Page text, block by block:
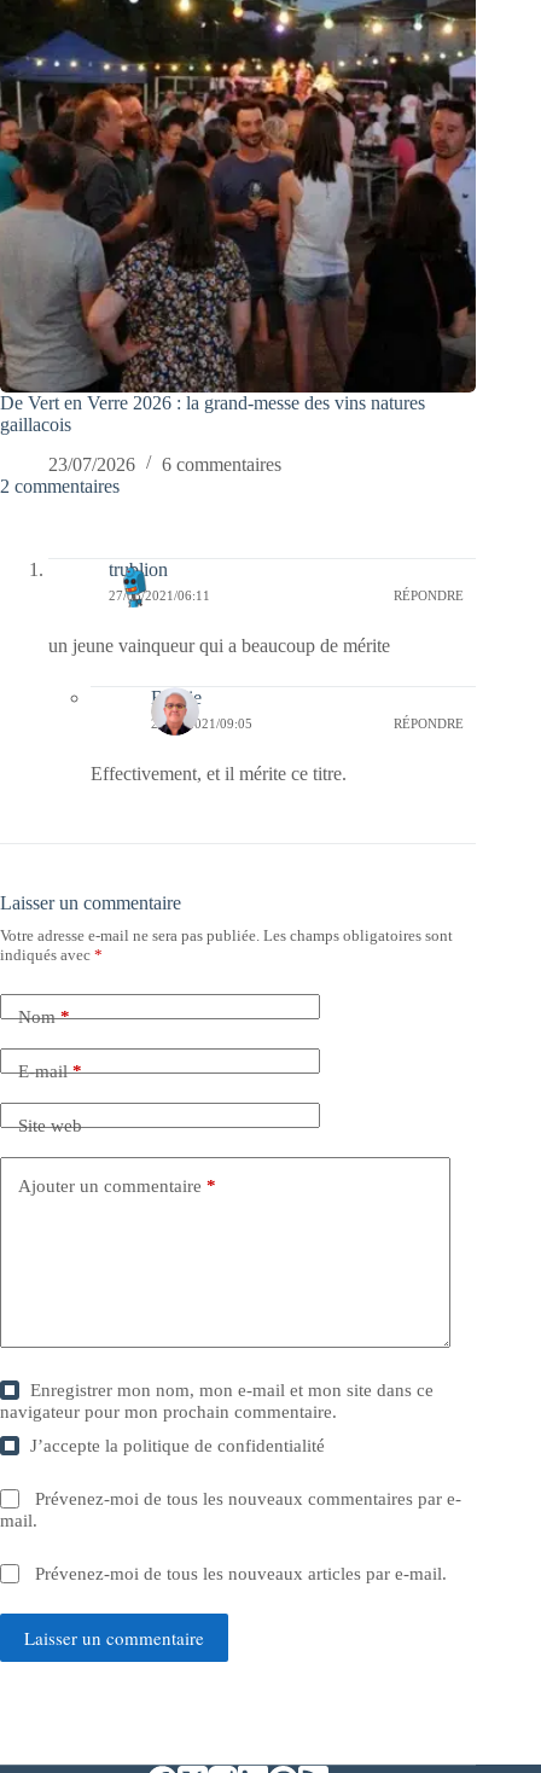
De Vert en Verre 2026 : la grand-messe des vins natures
gaillacois
23/07/2026
6 commentaires
2 commentaires
trublion
27/03/2021/06:11 RÉPONDRE
un jeune vainqueur qui a beaucoup de mérite
Bernie
27/03/2021/09:05 RÉPONDRE
Effectivement, et il mérite ce titre.
Laisser un commentaire
Votre adresse e-mail ne sera pas publiée. Les champs obligatoires sont
indiqués avec *
Nom*
E-mail*
Site web
Ajouter un commentaire *
Enregistrer mon nom, mon e-mail et mon site dans ce
navigateur pour mon prochain commentaire.
J’accepte lapolitique de confidentialité
Prévenez-moi de tous les nouveaux commentaires par e-
mail.
Prévenez-moi de tous les nouveaux articles par e-mail.
Laisser un commentaire